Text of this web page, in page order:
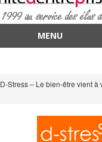
MENU
D-Stress – Le bien-être vient à